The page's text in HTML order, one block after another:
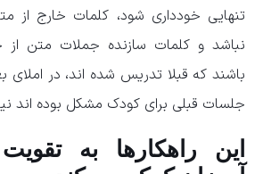
تنهایی خودداری شود، کلمات خارج از
نباشد و کلمات سازنده جملات متن
باشند که قبلا تدریس شده اند، در املای
جلسات قبلی برای کودک مشکل بوده اند
این راهکارها به